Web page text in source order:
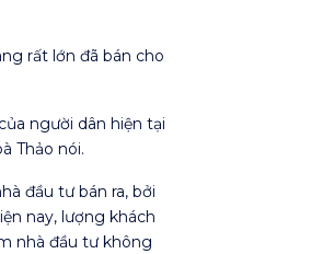
rất lớn đã bán cho
người dân hiện tại
Thảo nói.
đầu tư bán ra, bởi
nay, lượng khách
nhà đầu tư không